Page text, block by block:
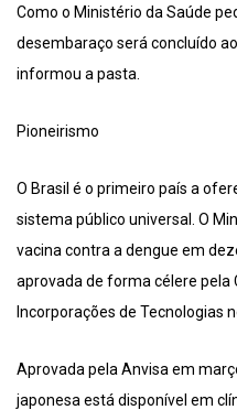
Como o Ministério da Saúde
desembaraço será concluído
informou a pasta.
Pioneirismo
O Brasil é o primeiro país a
sistema público universal. O
vacina contra a dengue em
aprovada de forma célere pela
Incorporações de Tecnologias
Aprovada pela Anvisa em
japonesa está disponível em